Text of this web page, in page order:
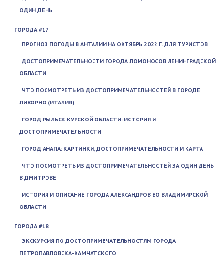
ОДИН ДЕНЬ
ГОРОДА #17
ПРОГНОЗ ПОГОДЫ В АНТАЛИИ НА ОКТЯБРЬ 2022 Г. ДЛЯ ТУРИСТОВ
ДОСТОПРИМЕЧАТЕЛЬНОСТИ ГОРОДА ЛОМОНОСОВ ЛЕНИНГРАДСКОЙ
ОБЛАСТИ
ЧТО ПОСМОТРЕТЬ ИЗ ДОСТОПРИМЕЧАТЕЛЬНОСТЕЙ В ГОРОДЕ
ЛИВОРНО (ИТАЛИЯ)
ГОРОД РЫЛЬСК КУРСКОЙ ОБЛАСТИ: ИСТОРИЯ И
ДОСТОПРИМЕЧАТЕЛЬНОСТИ
ГОРОД АНАПА: КАРТИНКИ, ДОСТОПРИМЕЧАТЕЛЬНОСТИ И КАРТА
ЧТО ПОСМОТРЕТЬ ИЗ ДОСТОПРИМЕЧАТЕЛЬНОСТЕЙ ЗА ОДИН ДЕНЬ
В ДМИТРОВЕ
ИСТОРИЯ И ОПИСАНИЕ ГОРОДА АЛЕКСАНДРОВ ВО ВЛАДИМИРСКОЙ
ОБЛАСТИ
ГОРОДА #18
ЭКСКУРСИЯ ПО ДОСТОПРИМЕЧАТЕЛЬНОСТЯМ ГОРОДА
ПЕТРОПАВЛОВСКА-КАМЧАТСКОГО